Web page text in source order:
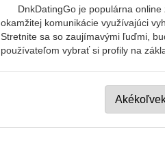
DnkDatingGo je populárna
okamžitej komunikácie využívajúci
Stretnite sa so zaujímavými ľuďmi,
používateľom vybrať si profily na